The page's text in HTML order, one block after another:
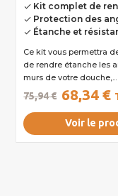
done Kit complet de
done Protection des
done Étanche et
Ce kit vous permettra de : -
de rendre étanche les
murs de votre douche,...
68,34 €
75,94 €
Voir le